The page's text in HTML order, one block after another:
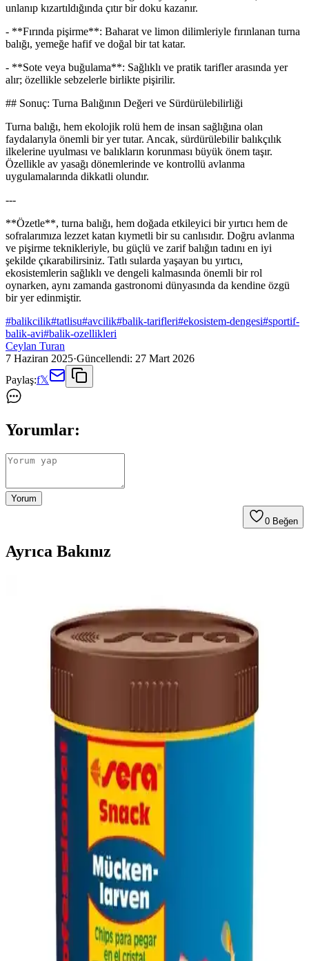
unlanıp kızartıldığında çıtır bir doku kazanır.
- **Fırında pişirme**: Baharat ve limon dilimleriyle fırınlanan turna
balığı, yemeğe hafif ve doğal bir tat katar.
- **Sote veya buğulama**: Sağlıklı ve pratik tarifler arasında yer
alır; özellikle sebzelerle birlikte pişirilir.
## Sonuç: Turna Balığının Değeri ve Sürdürülebilirliği
Turna balığı, hem ekolojik rolü hem de insan sağlığına olan
faydalarıyla önemli bir yer tutar. Ancak, sürdürülebilir balıkçılık
ilkelerine uyulması ve balıkların korunması büyük önem taşır.
Özellikle av yasağı dönemlerinde ve kontrollü avlanma
uygulamalarında dikkatli olundır.
---
**Özetle**, turna balığı, hem doğada etkileyici bir yırtıcı hem de
sofralarımıza lezzet katan kıymetli bir su canlısıdır. Doğru avlanma
ve pişirme teknikleriyle, bu güçlü ve zarif balığın tadını en iyi
şekilde çıkarabilirsiniz. Tatlı sularda yaşayan bu yırtıcı,
ekosistemlerin sağlıklı ve dengeli kalmasında önemli bir rol
oynarken, aynı zamanda gastronomi dünyasında da kendine özgü
bir yer edinmiştir.
#balikcilik#tatlisu#avcilik#balik-tarifleri#ekosistem-dengesi#sportif-
balik-avi#balik-ozellikleri
Ceylan Turan
7 Haziran 2025·Güncellendi: 27 Mart 2026
Paylaş:f𝕏
Yorumlar:
Yorum
0 Beğen
Ayrıca Bakınız
Pratik Bir Sazan Yemi Çözümü
Renat Carp sazan hamuru, balık unu ve aromalar içeren, suya
dayanıklı ve kolay şekil alınabilen pratik bir sazan yemi olup, balık
tutmayı kolaylaştırır ve başarıyı artırır.
Somon Fiyatlarını Etkileyen Faktörler ve Güncel
Piyasa Durumu Analizi
Somon fiyatları, balıkçılık, iklim ve ekonomik faktörler nedeniyle
değişkenlik gösterir. Güncel piyasa eğilimleri ve fiyat belirleyici
unsurlar detaylı şekilde incelenmiştir.
Somon Fiyatları ve Piyasa Koşulları Hakkında
Güncel Bilgiler ve Analizler
Somonun güncel fiyat durumu ve fiyatları etkileyen faktörler
hakkında detaylı bilgi. Piyasa koşulları ve sezonluk değişiklikler
fiyatları nasıl etkiliyor, öğrenin.
Hamsi Balığının Güncel Fiyatları ve Piyasa Durumu
Hamsi, Karadeniz'in önemli balığıdır. Güncel fiyatlar ve piyasa
durumu mevsimsel değişiklikler ve talep üzerine etkiler gösterir.
Tüketiciler, fiyat dalgalanmalarını takip ederek uygun zamanlarda
alım yapabilir.